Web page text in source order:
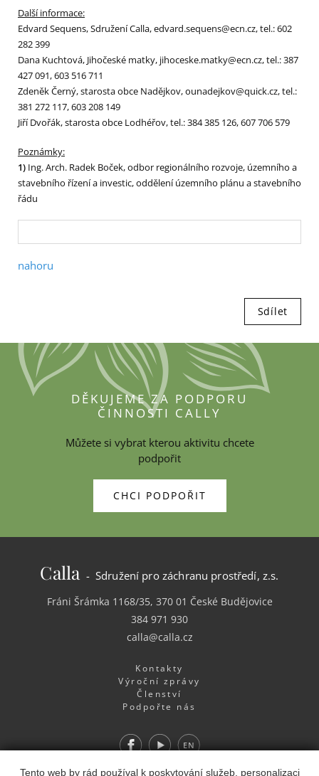
Tento web by rád používal k poskytování služeb, personalizaci
Další informace:
Edvard Sequens, Sdružení Calla, edvard.sequens@ecn.cz, tel.: 602
282 399
Dana Kuchtová, Jihočeské matky, jihoceske.matky@ecn.cz, tel.: 387
427 091, 603 516 711
Zdeněk Černý, starosta obce Nadějkov, ounadejkov@quick.cz, tel.:
381 272 117, 603 208 149
Jiří Dvořák, starosta obce Lodhéřov, tel.: 384 385 126, 607 706 579
Poznámky:
1) Ing. Arch. Radek Boček, odbor regionálního rozvoje, územního a
stavebního řízení a investic, oddělení územního plánu a stavebního
řádu
nahoru
Sdílet
DĚKUJEME ZA PODPORU
ČINNOSTI CALLY
Můžete si vybrat kterou aktivitu chcete
podpořit
CHCI PODPOŘIT
Calla- Sdružení pro záchranu prostředí, z.s.
Fráni Šrámka 1168/35, 370 01 České Budějovice
384 971 930
calla@calla.cz
Kontakty
Výroční zprávy
Členství
Podpořte nás
FacebookYoutube EN
Webdesign& Webhosting&publikační systém Toolkit-